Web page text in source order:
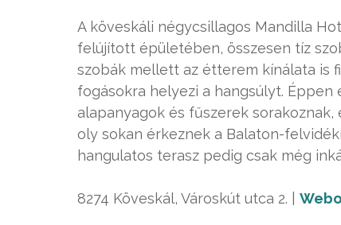
A köveskáli négycsillagos Mandilla
felújított épületében, összesen tíz
szobák mellett az étterem kínálata is
fogásokra helyezi a hangsúlyt.
alapanyagok és fűszerek
oly sokan érkeznek a Balaton-
hangulatos terasz pedig csak még
8274 Köveskál, Városkút utca 2. |